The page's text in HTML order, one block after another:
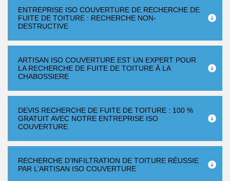
ENTREPRISE ISO COUVERTURE DE RECHERCHE DE
FUITE DE TOITURE : RECHERCHE NON-
DESTRUCTIVE
ARTISAN ISO COUVERTURE EST UN EXPERT POUR
LA RECHERCHE DE FUITE DE TOITURE À LA
CHABOSSIERE
DEVIS RECHERCHE DE FUITE DE TOITURE : 100 %
GRATUIT AVEC NOTRE ENTREPRISE ISO
COUVERTURE
RECHERCHE D’INFILTRATION DE TOITURE RÉUSSIE
PAR L’ARTISAN ISO COUVERTURE